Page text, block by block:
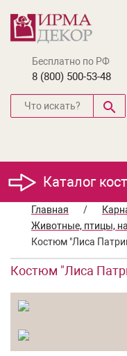
Бесплатно по РФ
8 (800) 500-53-48
Каталог
Главная
/
Животные, птицы,
Костюм "Лиса
Костюм "Лиса